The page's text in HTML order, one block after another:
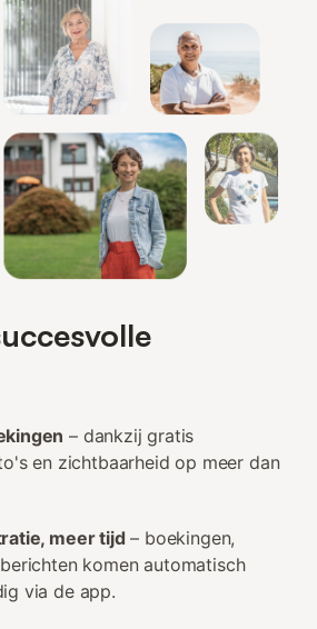
– dankzij gratis
en zichtbaarheid op meer dan
meer tijd – boekingen,
komen automatisch
via de app.